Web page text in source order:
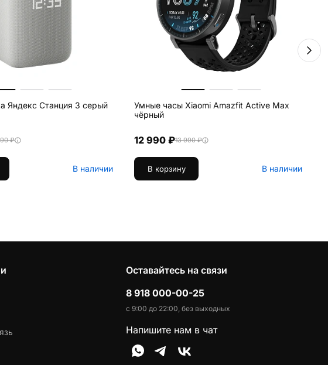
Яндекс Станция 3 серый
₽
В наличии
Умные часы Xiaomi Amazfit Active Max
чёрный
12 990 ₽13 990 ₽
В корзину В наличии
Оставайтесь на связи
8 918 000-00-25
с 9:00 до 22:00, без выходных
Напишите нам в чат